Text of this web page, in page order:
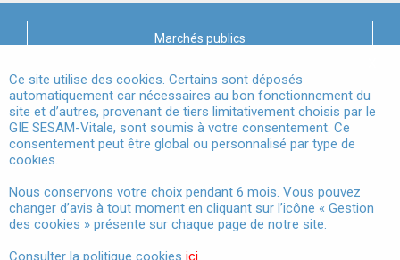
Marchés publics
Mentions légales
Conditions Générales d'Utilisation
Données à Caractère Personnel
Accessibilité
Gestion des cookies
Ce site utilise des cookies. Certains sont déposés
automatiquement car nécessaires au bon fonctionnement du
site et d’autres, provenant de tiers limitativement choisis par le
GIE SESAM-Vitale, sont soumis à votre consentement. Ce
consentement peut être global ou personnalisé par type de
cookies.
Nous conservons votre choix pendant 6 mois. Vous pouvez
changer d’avis à tout moment en cliquant sur l’icône « Gestion
des cookies » présente sur chaque page de notre site.
Consulter la politique cookies ici